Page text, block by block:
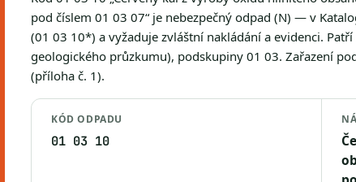
pod číslem 01 03 07“ je nebezpečný odpad (N) — v
(01 03 10*) a vyžaduje zvláštní nakládání a evidenci.
geologického průzkumu), podskupiny 01 03. Zařazení
(příloha č. 1).
KÓD ODPADU
01 03 10